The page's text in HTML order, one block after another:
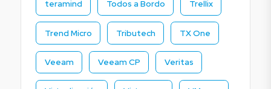
teramind Todos a Bordo Trellix
Trend Micro Tributech TX One
Veeam Veeam CP Veritas